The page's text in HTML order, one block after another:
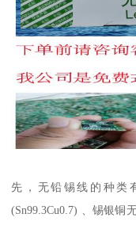
先，无铅锡线的种类
(Sn99.3Cu0.7) 、锡银铜